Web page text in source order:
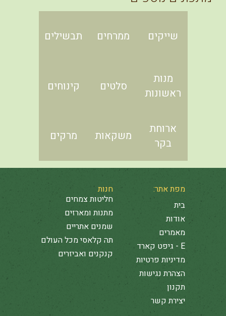
שייקים ממרחים תבשילים
מנות
ראשונות
סלטים קינוחים
ארוחת
בקר
משקאות מרקים
מפת אתר:
בית
אודות
מאמרים
E - גיפט קארד
מדיניות פרטיות
הצהרת נגישות
תקנון
יצירת קשר
חנות
חליטות צמחים
מתנות ומארזים
שמנים אתריים
תה קלאסי מכל העולם
קנקנים ואביזרים